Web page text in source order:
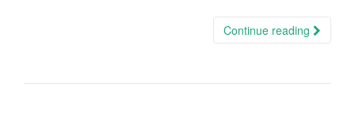
Continue reading